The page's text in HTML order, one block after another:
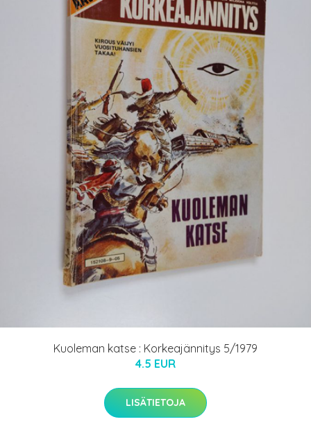
Kuoleman katse : Korkeajännitys 5/1979
4.5 EUR
LISÄTIETOJA